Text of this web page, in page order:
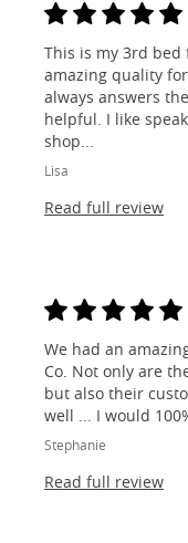
This is my 3rd bed
amazing quality
always answers
helpful. I like
shop...
Lisa
Read full review
We had an
Co. Not only are
but also their
well ... I would
Stephanie
Read full review